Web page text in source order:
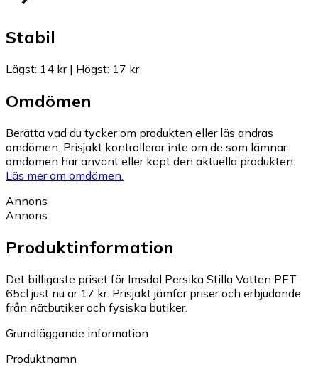
Stabil
Lägst: 14 kr| Högst: 17 kr
Omdömen
Berätta vad du tycker om produkten eller läs andras
omdömen. Prisjakt kontrollerar inte om de som lämnar
omdömen har använt eller köpt den aktuella produkten.
Läs mer om omdömen.
Annons
Annons
Produktinformation
Det billigaste priset för Imsdal Persika Stilla Vatten PET
65cl just nu är 17 kr. Prisjakt jämför priser och erbjudande
från nätbutiker och fysiska butiker.
Grundläggande information
Produktnamn